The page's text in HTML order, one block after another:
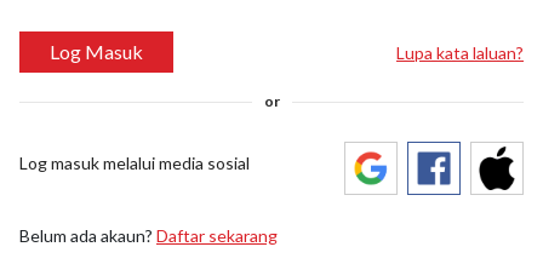
Log Masuk Lupa kata laluan?
or
Log masuk melalui media sosial
Belum ada akaun? Daftar sekarang